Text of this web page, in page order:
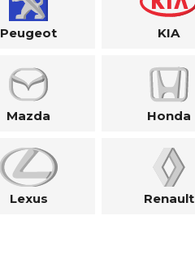
Peugeot KIA
Mazda Honda
Lexus Renault